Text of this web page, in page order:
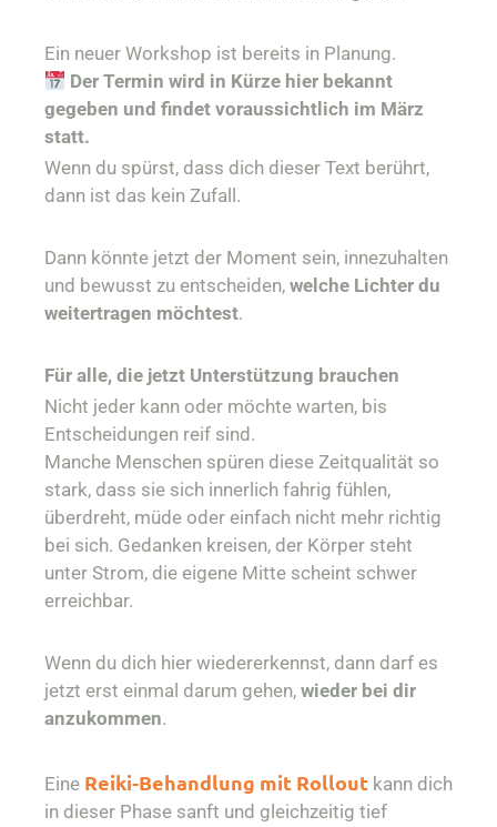
Ein neuer Workshop ist bereits in Planung.
Der Termin wird in Kürze hier bekannt
gegeben und findet voraussichtlich im März
statt.
Wenn du spürst, dass dich dieser Text berührt,
dann ist das kein Zufall.
Dann könnte jetzt der Moment sein, innezuhalten
und bewusst zu entscheiden, welche Lichter du
weitertragen möchtest.
Für alle, die jetzt Unterstützung brauchen
Nicht jeder kann oder möchte warten, bis
Entscheidungen reif sind.
Manche Menschen spüren diese Zeitqualität so
stark, dass sie sich innerlich fahrig fühlen,
überdreht, müde oder einfach nicht mehr richtig
bei sich. Gedanken kreisen, der Körper steht
unter Strom, die eigene Mitte scheint schwer
erreichbar.
Wenn du dich hier wiedererkennst, dann darf es
jetzt erst einmal darum gehen, wieder bei dir
anzukommen.
Eine Reiki-Behandlung mit Rollout kann dich
in dieser Phase sanft und gleichzeitig tief